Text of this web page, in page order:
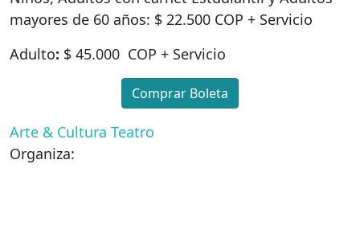
mayores de 60 años: $ 22.500 COP + Servicio
Adulto: $ 45.000 COP + Servicio
Comprar Boleta
Arte & Cultura Teatro
Organiza: